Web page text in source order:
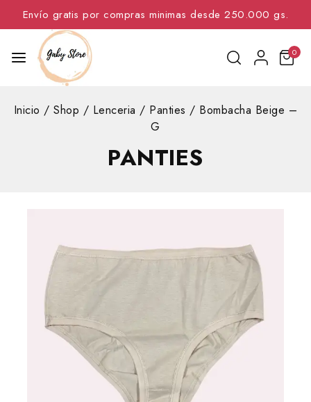
Envío gratis por compras minimas desde 250.000 gs.
0
Inicio / Shop / Lenceria / Panties / Bombacha Beige –
G
PANTIES